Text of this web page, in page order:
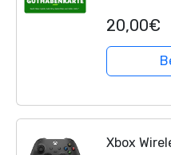
20,00€
Xbox